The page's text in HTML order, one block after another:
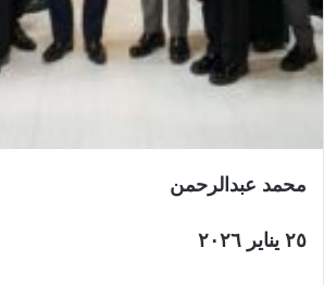
محمد عبدالرحمن
٢٥ يناير ٢٠٢٦